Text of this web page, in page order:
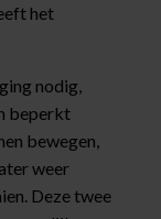
het
nodig,
beperkt
bewegen,
weer
Deze twee